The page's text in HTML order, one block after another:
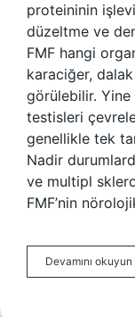
proteininin
düzeltme ve
FMF hangi
karaciğer,
görülebilir.
testisleri
genellikle tek
Nadir
ve multipl
FMF’nin
Devamını okuyun